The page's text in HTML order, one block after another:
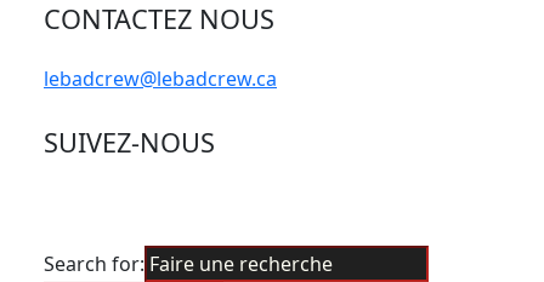
CONTACTEZ NOUS
lebadcrew@lebadcrew.ca
SUIVEZ-NOUS
Search for: